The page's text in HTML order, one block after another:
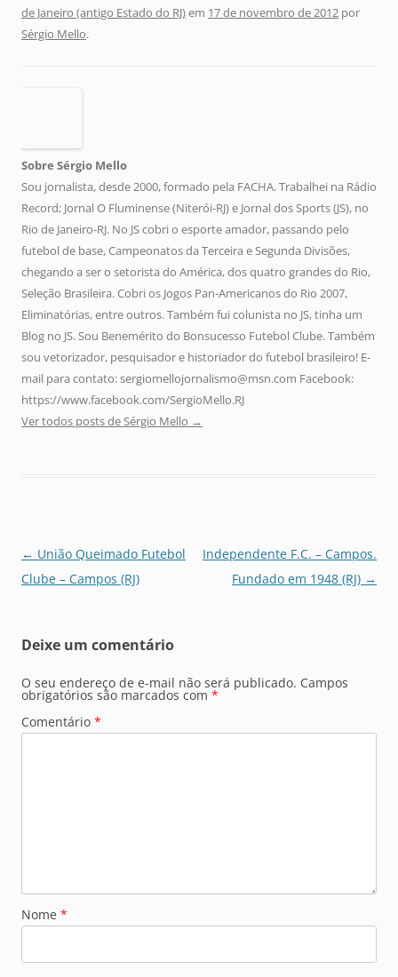
de Janeiro (antigo Estado do RJ)em 17 de novembro de 2012 por
Sérgio Mello.
Sobre Sérgio Mello
Sou jornalista, desde 2000, formado pela FACHA. Trabalhei na Rádio
Record; Jornal O Fluminense (Niterói-RJ) e Jornal dos Sports (JS), no
Rio de Janeiro-RJ. No JS cobri o esporte amador, passando pelo
futebol de base, Campeonatos da Terceira e Segunda Divisões,
chegando a ser o setorista do América, dos quatro grandes do Rio,
Seleção Brasileira. Cobri os Jogos Pan-Americanos do Rio 2007,
Eliminatórias, entre outros. Também fui colunista no JS, tinha um
Blog no JS. Sou Benemérito do Bonsucesso Futebol Clube. Também
sou vetorizador, pesquisador e historiador do futebol brasileiro! E-
mail para contato: sergiomellojornalismo@msn.com Facebook:
https://www.facebook.com/SergioMello.RJ
Ver todos posts de Sérgio Mello →
Navegação
de
← União Queimado Futebol
Clube – Campos (RJ)
Independente F.C. – Campos.
Fundado em 1948 (RJ) →
Deixe um comentário
O seu endereço de e-mail não será publicado. Campos
obrigatórios são marcados com *
Comentário *
Nome *